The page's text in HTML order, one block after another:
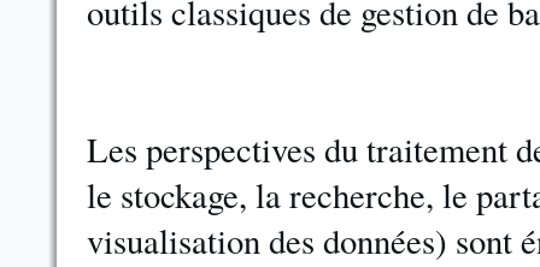
outils classiques de gestion de
Les perspectives du traitement
le stockage, la recherche, le
visualisation des données) sont